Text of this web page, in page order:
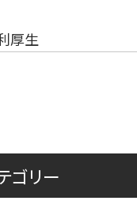
厚生
ゴリー